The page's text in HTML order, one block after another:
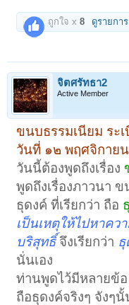
ถูกใจ x8 ดูรายการ
จิตศรัทธา2
Active Member
ขนบธรรมเนียม ระ
วันที่ ๑๒ พฤศจิกาย
วันนี้ต้องพูดถึงเรื่อง
พูดถึงเรื่องภาวนา
ธุดงค์ ที่เรียกว่า ถือ
เป็นเหตุให้ไปหาคว
บริสุทธิ์จึงเรียกว่า
นั่นเอง
ท่านพูดไว้มีหลายข้
ถือธุดงค์จริงๆ จังๆนั้